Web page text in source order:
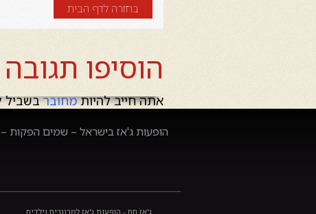
בחזרה לדף הבית
הוסיפו תגובה
אתה חייב להיותמחוברבשביל
הופעות ג'אז בישראל – שמים הפקות –
ג'אז חם - הופעות ג'אז למבוגרים וילדים